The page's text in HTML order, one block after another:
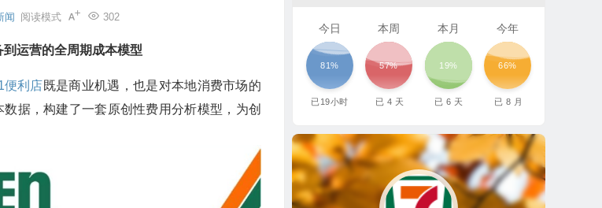
闻 302
阅读模式
运营的全周期成本模型
便利店既是商业机遇，也是对本地消费市场的
据，构建了一套原创性费用分析模型，为创
今日
81%
已19小时
本周
57%
已 4 天
本月
19%
已 6 天
今年
66%
已 8 月